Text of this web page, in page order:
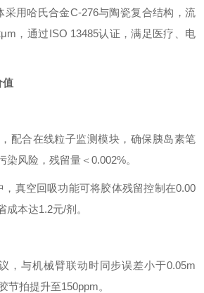
采用哈氏合金C-276与陶瓷复合结构，流
，通过ISO 13485认证，满足医疗、电
值
配合在线粒子监测模块，确保胰岛素笔
风险，残留量＜0.002%。
真空回吸功能可将胶体残留控制在0.00
成本达1.2元/剂。
，与机械臂联动时同步误差小于0.05m
节拍提升至150ppm。